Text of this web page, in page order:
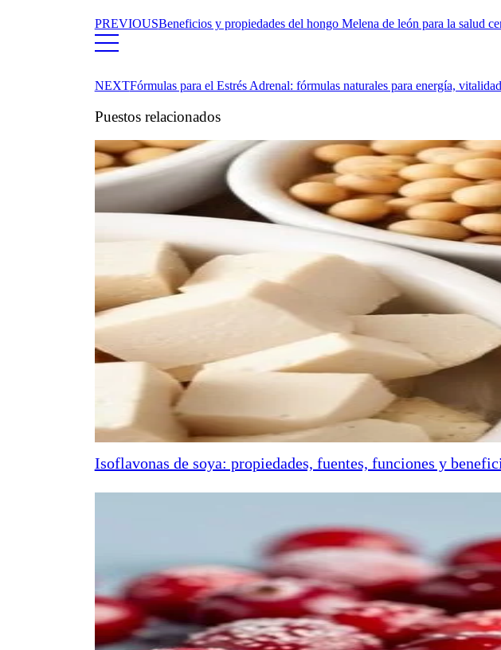
PREVIOUSBeneficios y propiedades del hongo Melena de león para la salud
NEXTFórmulas para el Estrés Adrenal: fórmulas naturales para energía,
Puestos relacionados
Isoflavonas de soya: propiedades, fuentes, funciones y